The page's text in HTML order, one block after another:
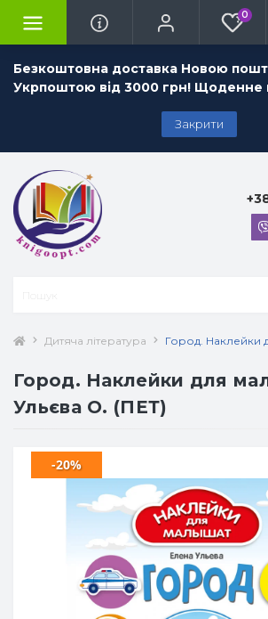
Безкоштовна доставка Новою
Укрпоштою від 3000 грн! Щоденне
Закрити
0
Дитяча література Город. Наклейки
Город. Наклейки для
Ульєва О. (ПЕТ)
-20%